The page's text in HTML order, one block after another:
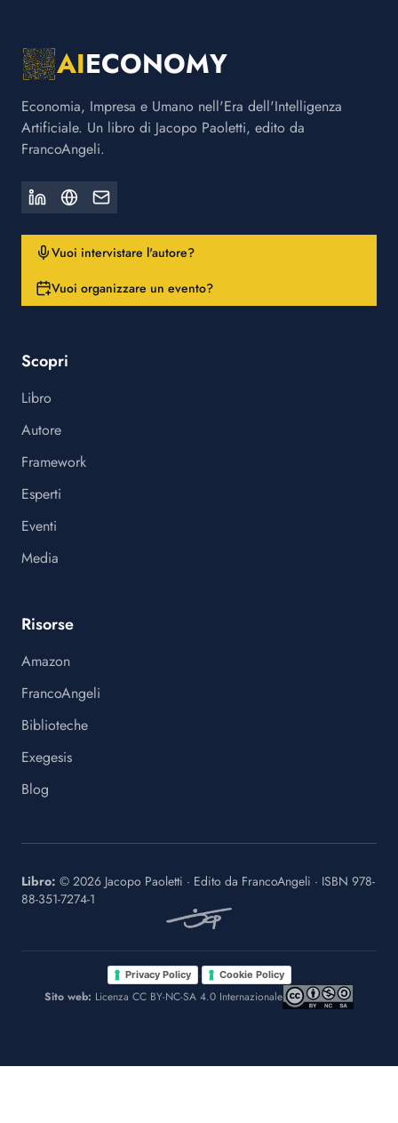
AIECONOMY
Economia, Impresa e Umano nell'Era dell'Intelligenza
Artificiale. Un libro di Jacopo Paoletti, edito da
FrancoAngeli.
Vuoi intervistare l'autore?
Vuoi organizzare un evento?
Scopri
Libro
Autore
Framework
Esperti
Eventi
Media
Risorse
Amazon
FrancoAngeli
Biblioteche
Exegesis
Blog
Libro: © 2026 Jacopo Paoletti · Edito da FrancoAngeli · ISBN 978-
88-351-7274-1
Privacy Policy · Cookie Policy
Sito web: Licenza CC BY-NC-SA 4.0 Internazionale